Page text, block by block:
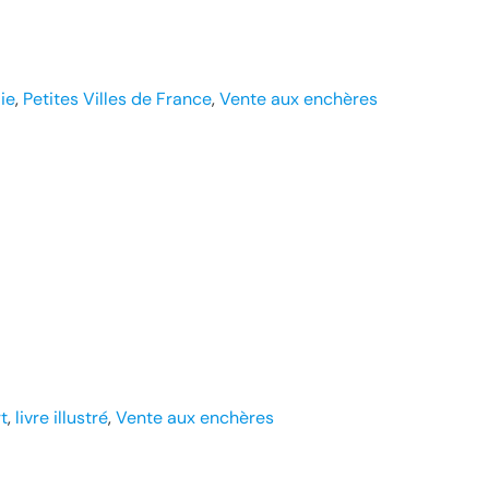
, Petites Villes de France, Vente aux enchères
, livre illustré, Vente aux enchères